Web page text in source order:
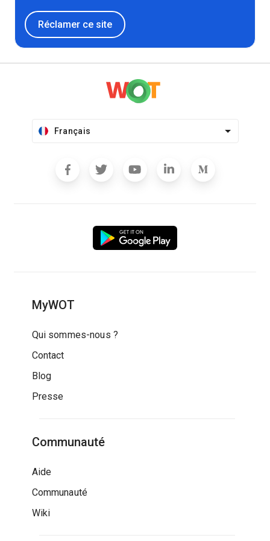
Réclamer ce site
Français
MyWOT
Qui sommes-nous ?
Contact
Blog
Presse
Communauté
Aide
Communauté
Wiki